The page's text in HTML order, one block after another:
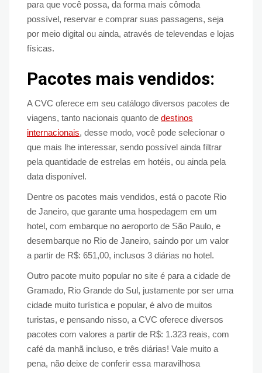
para que você possa, da forma mais cômoda
possível, reservar e comprar suas passagens, seja
por meio digital ou ainda, através de televendas e lojas
físicas.
Pacotes mais vendidos:
A CVC oferece em seu catálogo diversos pacotes de
viagens, tanto nacionais quanto de destinos
internacionais, desse modo, você pode selecionar o
que mais lhe interessar, sendo possível ainda filtrar
pela quantidade de estrelas em hotéis, ou ainda pela
data disponível.
Dentre os pacotes mais vendidos, está o pacote Rio
de Janeiro, que garante uma hospedagem em um
hotel, com embarque no aeroporto de São Paulo, e
desembarque no Rio de Janeiro, saindo por um valor
a partir de R$: 651,00, inclusos 3 diárias no hotel.
Outro pacote muito popular no site é para a cidade de
Gramado, Rio Grande do Sul, justamente por ser uma
cidade muito turística e popular, é alvo de muitos
turistas, e pensando nisso, a CVC oferece diversos
pacotes com valores a partir de R$: 1.323 reais, com
café da manhã incluso, e três diárias! Vale muito a
pena, não deixe de conferir essa maravilhosa